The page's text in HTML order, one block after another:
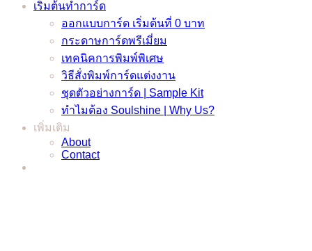
เริ่มต้นทำการ์ด
ออกแบบการ์ด เริ่มต้นที่ 0 บาท
กระดาษการ์ดพรีเมี่ยม
เทคนิคการพิมพ์พิเศษ
วิธีสั่งพิมพ์การ์ดแต่งงาน
ชุดตัวอย่างการ์ด | Sample Kit
ทำไมต้อง Soulshine | Why Us?
เพิ่มเติม
About
Contact